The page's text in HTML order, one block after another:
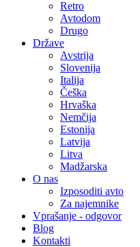
Retro
Avtodom
Drugo
Države
Avstrija
Slovenija
Italija
Češka
Hrvaška
Nemčija
Estonija
Latvija
Litva
Madžarska
O nas
Izposoditi avto
Za najemnike
Vprašanje - odgovor
Blog
Kontakti